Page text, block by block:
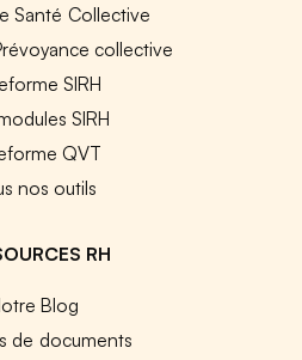
Santé Collective
collective
SIRH
SIRH
QVT
nos outils
RH
Blog
de documents